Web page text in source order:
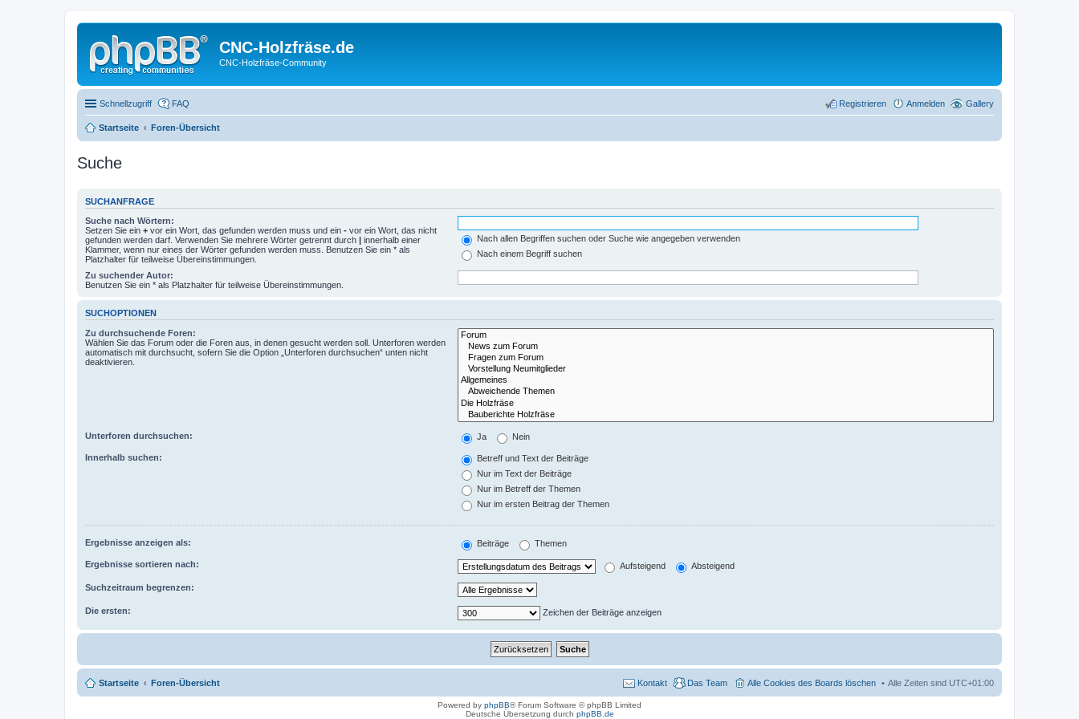
CNC-Holzfräse.de
CNC-Holzfräse-Community
Schnellzugriff Gallery
FAQ Anmelden
Registrieren
Startseite Foren-Übersicht
Suche
SUCHANFRAGE
Suche nach Wörtern:
Setzen Sie ein + vor ein Wort, das gefunden werden muss und ein - vor ein Wort, das nicht
gefunden werden darf. Verwenden Sie mehrere Wörter getrennt durch | innerhalb einer
Klammer, wenn nur eines der Wörter gefunden werden muss. Benutzen Sie ein * als
Platzhalter für teilweise Übereinstimmungen.
Nach allen Begriffen suchen oder Suche wie angegeben verwenden
Nach einem Begriff suchen
Zu suchender Autor:
Benutzen Sie ein * als Platzhalter für teilweise Übereinstimmungen.
SUCHOPTIONEN
Zu durchsuchende Foren:
Wählen Sie das Forum oder die Foren aus, in denen gesucht werden soll. Unterforen werden
automatisch mit durchsucht, sofern Sie die Option „Unterforen durchsuchen“ unten nicht
deaktivieren.
Unterforen durchsuchen: Ja Nein
Innerhalb suchen:
Betreff und Text der Beiträge
Nur im Text der Beiträge
Nur im Betreff der Themen
Nur im ersten Beitrag der Themen
Ergebnisse anzeigen als: Beiträge Themen
Ergebnisse sortieren nach: Aufsteigend Absteigend
Suchzeitraum begrenzen:
Die ersten: Zeichen der Beiträge anzeigen
Startseite Foren-Übersicht Alle Zeiten sind UTC+01:00
Alle Cookies des Boards löschen
Das Team
Kontakt
Powered by phpBB® Forum Software © phpBB Limited
Deutsche Übersetzung durch phpBB.de